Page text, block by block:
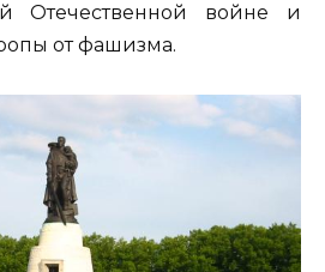
Отечественной войне и
от фашизма.